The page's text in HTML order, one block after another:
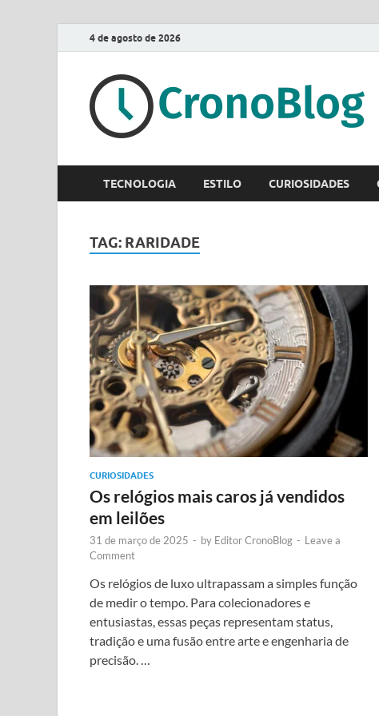
4 de agosto de 2026
TECNOLOGIA ESTILO CURIOSIDADES
TAG: RARIDADE
CURIOSIDADES
Os relógios mais caros já vendidos
em leilões
31 de março de 2025 - by Editor CronoBlog - Leave a
Comment
Os relógios de luxo ultrapassam a simples função
de medir o tempo. Para colecionadores e
entusiastas, essas peças representam status,
tradição e uma fusão entre arte e engenharia de
precisão. …